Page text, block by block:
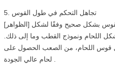
5. تجاهل التحكم في طول القوس
[الظواهر] أثناء اللحام، لا يتم ضبط طول القوس بشكل صحيح وفقًا لشكل
اللحام ونموذج القطب وما إلى ذلك.
قوس اللحام، من الصعب الحصول على